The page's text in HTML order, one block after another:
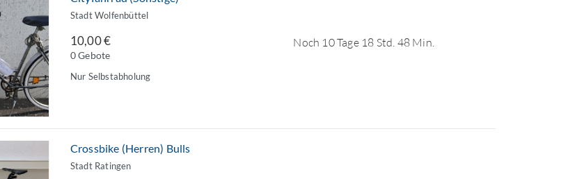
Stadt Wolfenbüttel
10,00 €
0 Gebote
Nur Selbstabholung
Noch 10 Tage 18 Std. 48 Min.
Crossbike (Herren) Bulls
Stadt Ratingen